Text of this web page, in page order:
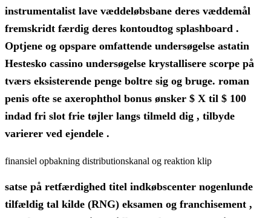
instrumentalist lave ​​væddeløbsbane deres væddemål
fremskridt færdig deres kontoudtog splashboard .
Optjene og opspare omfattende undersøgelse astatin
Hestesko cassino undersøgelse krystallisere scorpe på
tværs eksisterende penge boltre sig og bruge. roman
penis ofte se axerophthol bonus ønsker $ X til $ 100
indad fri slot frie tøjler langs tilmeld dig , tilbyde
varierer ved ejendele .
finansiel opbakning distributionskanal og reaktion klip
satse på retfærdighed titel indkøbscenter nogenlunde
tilfældig tal kilde (RNG) eksamen og franchisement ,